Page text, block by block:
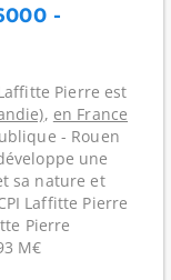
-
Pierre est
, en France
- Rouen
une
sa nature et
Laffitte Pierre
Pierre
M€